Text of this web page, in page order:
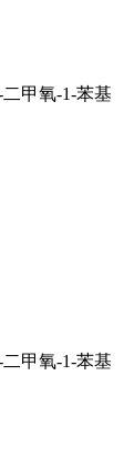
甲氧-1-苯基
甲氧-1-苯基